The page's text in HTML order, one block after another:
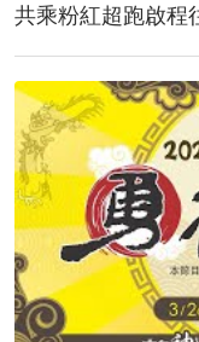
共乘粉紅超跑啟程